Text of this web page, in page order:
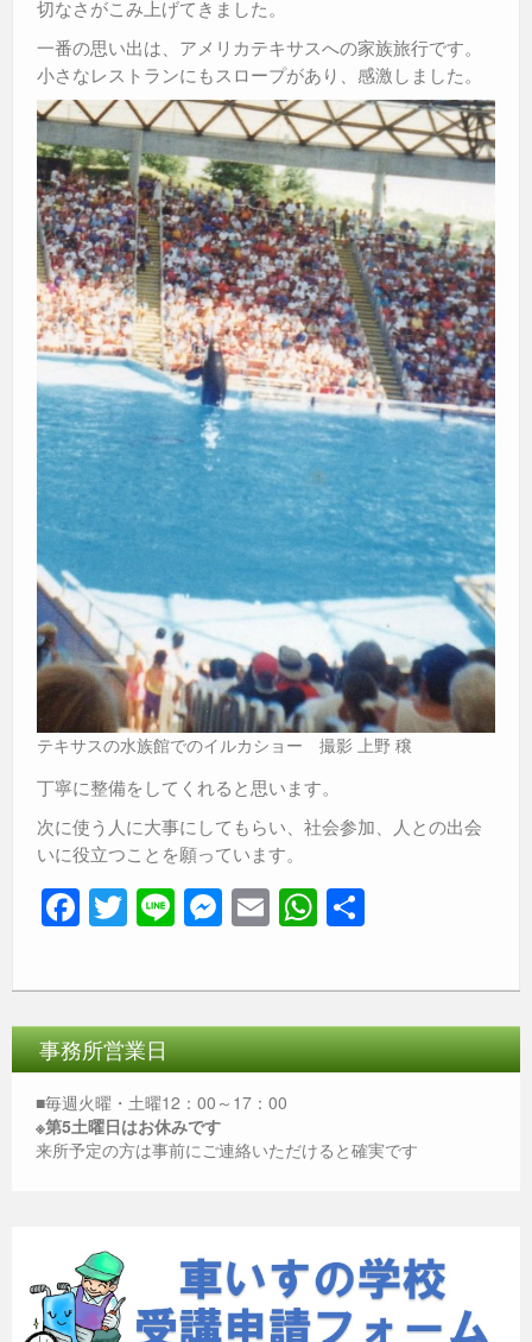
切なさがこみ上げてきました。
一番の思い出は、アメリカテキサスへの家族旅行です。
小さなレストランにもスロープがあり、感激しました。
テキサスの水族館でのイルカショー 撮影 上野 穣
丁寧に整備をしてくれると思います。
次に使う人に大事にしてもらい、社会参加、人との出会
いに役立つことを願っています。
F
a
c
e
b
o
o
k
T
wi
tt
er
Li
n
e
M
e
ss
e
n
g
er
E
m
ail
W
h
at
s
A
p
事務所営業日
■毎週火曜・土曜12：00～17：00
※第5土曜日はお休みです
来所予定の方は事前にご連絡いただけると確実です